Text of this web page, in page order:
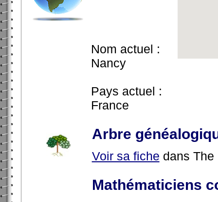
Nom actuel :
Nancy
Pays actuel :
France
Arbre
Voir sa fiche dans
Mathématiciens